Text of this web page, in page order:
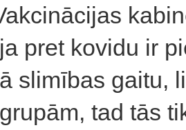
pret kovidu ir
slimības gaitu,
tad tās